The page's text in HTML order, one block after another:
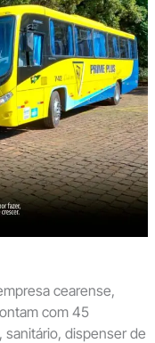
cearense,
com 45
dispenser de